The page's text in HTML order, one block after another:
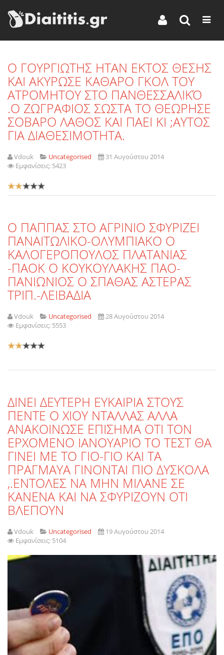
O ΓΟΥΡΓΙΩΤΗΣ ΗΤΑΝ ΕΚΤΟΣ ΘΕΣΗΣ
ΚΑΙ ΑΚΥΡΩΣΕ ΚΑΘΑΡΟ ΓΚΟΛ ΤΟΥ
ΑΤΡΟΜΗΤΟΥ ΣΤΟ ΠΑΝΘΕΣΣΑΛΙΚΌ
.Ο ΖΩΓΡΑΦΙΟΣ ΣΩΣΤΑ ΤΟ ΘΕΩΡΗΣΕ
ΣΟΒΑΡΟ ΛΑΘΟΣ ΚΑΙ ΠΑΕΙ ΚΙ ;ΑΥΤΟΣ
ΓΙΑ ΔΙΑΘΕΣΙΜΟΤΗΤΑ.
Vdouk Uncategorised
31 Αυγούστου 2014
Εμφανίσεις: 5423
Αξιολόγηση
Χρήστη:2/5
O ΠΑΠΠΑΣ ΣΤΟ ΑΓΡΙΝΙΟ ΣΦΥΡΙΖΕΙ
ΠΑΝΑΙΤΩΛΙΚΟ-ΟΛΥΜΠΙΑΚΟ Ο
ΚΑΛΟΓΕΡΟΠΟΥΛΟΣ ΠΛΑΤΑΝΙΑΣ
-ΠΑΟΚ Ο ΚΟΥΚΟΥΛΑΚΗΣ ΠΑΟ-
ΠΑΝΙΩΝΙΟΣ Ο ΣΠΑΘΑΣ ΑΣΤΕΡΑΣ
ΤΡΙΠ.-ΛΕΙΒΑΔΙΑ
Vdouk Uncategorised
28 Αυγούστου 2014
Εμφανίσεις: 5553
Αξιολόγηση
ΔΙΝΕΙ ΔΕΥΤΕΡΗ ΕΥΚΑΙΡΙΑ ΣΤΟΥΣ
ΠΕΝΤΕ Ο ΧΙΟΥ ΝΤΑΛΛΑΣ ΑΛΛΑ
ΑΝΑΚΟΙΝΩΣΕ ΕΠΙΣΗΜΑ ΟΤΙ ΤΟΝ
ΕΡΧΟΜΕΝΟ ΙΑΝΟΥΑΡΙΟ ΤΟ ΤΕΣΤ ΘΑ
ΓΙΝΕΙ ΜΕ ΤΟ ΓΙΟ-ΓΙΟ ΚΑΙ ΤΑ
ΠΡΑΓΜΑΥΑ ΓΙΝΟΝΤΑΙ ΠΙΟ ΔΥΣΚΟΛΑ
,.ΕΝΤΟΛΕΣ ΝΑ ΜΗΝ ΜΙΛΑΝΕ ΣΕ
ΚΑΝΕΝΑ ΚΑΙ ΝΑ ΣΦΥΡΙΖΟΥΝ ΟΤΙ
ΒΛΕΠΟΥΝ
Vdouk Uncategorised
19 Αυγούστου 2014
Εμφανίσεις: 5104